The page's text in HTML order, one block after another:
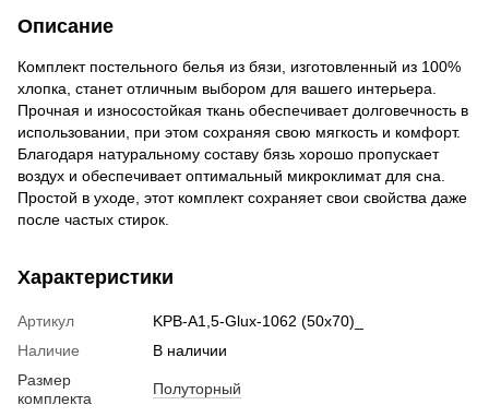
Описание
Комплект постельного белья из бязи, изготовленный из 100%
хлопка, станет отличным выбором для вашего интерьера.
Прочная и износостойкая ткань обеспечивает долговечность в
использовании, при этом сохраняя свою мягкость и комфорт.
Благодаря натуральному составу бязь хорошо пропускает
воздух и обеспечивает оптимальный микроклимат для сна.
Простой в уходе, этот комплект сохраняет свои свойства даже
после частых стирок.
Характеристики
Артикул
KPB-A1,5-Glux-1062 (50x70)_
Наличие
В наличии
Размер
комплекта
Полуторный